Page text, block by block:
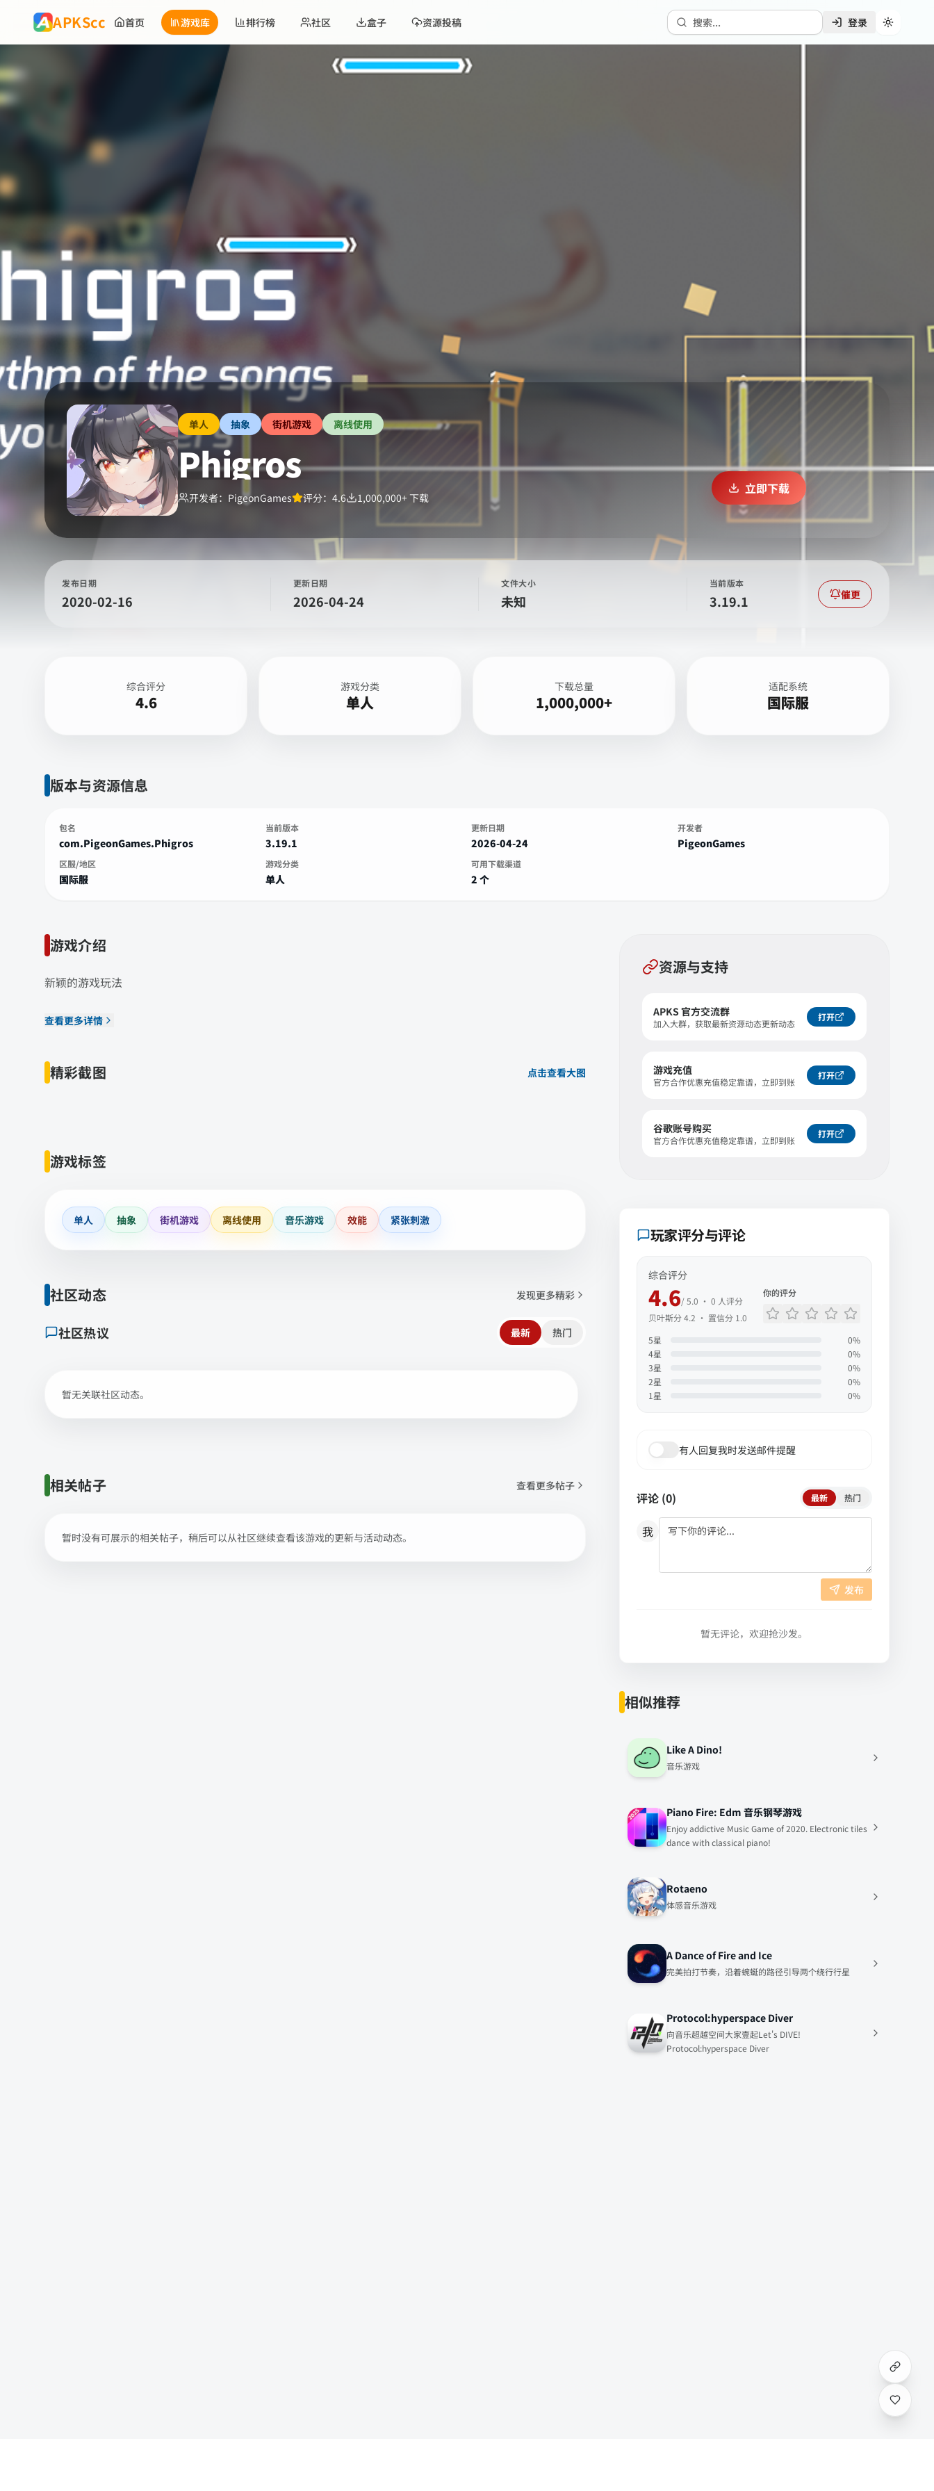
APKScc 首页 游戏库 排行榜 社区 盒子 资源投稿 搜索... 登录 切换主题
单人 抽象 街机游戏 离线使用
Phigros
开发者： PigeonGames 评分： 4.6 1,000,000+下载
立即下载
发布日期
2020-02-16
更新日期
2026-04-24
文件大小
未知
当前版本
3.19.1 催更
综合评分
4.6
游戏分类
单人
下载总量
1,000,000+
适配系统
国际服
版本与资源信息
包名
com.PigeonGames.Phigros
当前版本
3.19.1
更新日期
2026-04-24
开发者
PigeonGames
区服/地区
国际服
游戏分类
单人
可用下载渠道
2 个
游戏介绍
新颖的游戏玩法
查看更多详情
精彩截图 点击查看大图
游戏标签
单人 抽象 街机游戏 离线使用 音乐游戏 效能 紧张刺激
社区动态 发现更多精彩
社区热议 最新 热门
暂无关联社区动态。
相关帖子 查看更多帖子
暂时没有可展示的相关帖子，稍后可以从社区继续查看该游戏的更新与活动动态。
资源与支持
APKS 官方交流群
加入大群，获取最新资源动态更新动态
打开
游戏充值
官方合作优惠充值稳定靠谱，立即到账
打开
谷歌账号购买
官方合作优惠充值稳定靠谱，立即到账
打开
玩家评分与评论
综合评分
4.6/ 5.0 · 0 人评分
贝叶斯分4.2 · 置信分 1.0
你的评分
5星 0%
4星 0%
3星 0%
2星 0%
1 星 0%
有人回复我时发送邮件提醒
评论 (0) 最新 热门
我
发布
暂无评论，欢迎抢沙发。
相似推荐
Like A Dino!
音乐游戏
Piano Fire: Edm 音乐钢琴游戏
Enjoy addictive Music Game of 2020. Electronic tiles
dance with classical piano!
Rotaeno
体感音乐游戏
A Dance of Fire and Ice
完美拍打节奏，沿着蜿蜒的路径引导两个绕行行星
Protocol:hyperspace Diver
向音乐超越空间大家壹起Let's DIVE!
Protocol:hyperspace Diver